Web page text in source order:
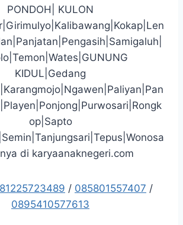
PONDOH| KULON
KIDUL|Gedang
op|Sapto
di karyaanaknegeri.com
/ 085801557407 /
0895410577613